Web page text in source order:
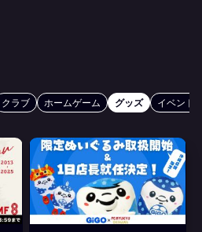
クラブ ホームゲーム グッズ イベント